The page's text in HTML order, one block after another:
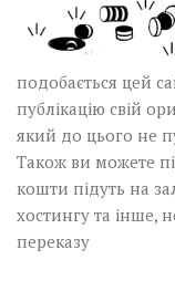
подобається цей
публікацію свій
який до цього не
Також ви можете
кошти підуть на
хостингу та інше,
переказу